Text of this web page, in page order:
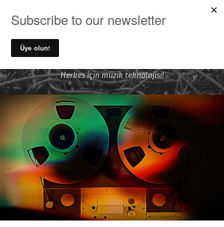
Ufuk Önen ile Ses Kayıt ve
Müzik Teknolojileri
Herkes için müzik teknolojisi!